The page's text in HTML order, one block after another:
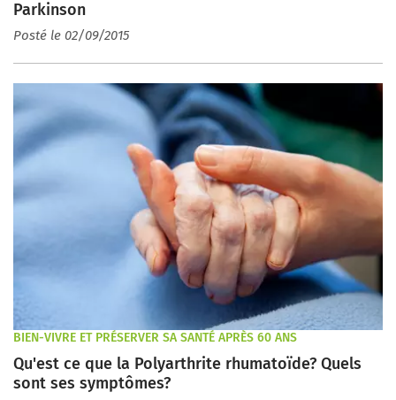
Parkinson
Posté le 02/09/2015
BIEN-VIVRE ET PRÉSERVER SA SANTÉ APRÈS 60 ANS
Qu'est ce que la Polyarthrite rhumatoïde? Quels
sont ses symptômes?